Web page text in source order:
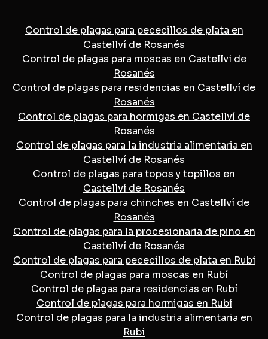
Control de plagas para pececillos de plata en
Castellví de Rosanés
Control de plagas para moscas en Castellví de
Rosanés
Control de plagas para residencias en Castellví de
Rosanés
Control de plagas para hormigas en Castellví de
Rosanés
Control de plagas para la industria alimentaria en
Castellví de Rosanés
Control de plagas para topos y topillos en
Castellví de Rosanés
Control de plagas para chinches en Castellví de
Rosanés
Control de plagas para la procesionaria de pino en
Castellví de Rosanés
Control de plagas para pececillos de plata en Rubí
Control de plagas para moscas en Rubí
Control de plagas para residencias en Rubí
Control de plagas para hormigas en Rubí
Control de plagas para la industria alimentaria en
Rubí